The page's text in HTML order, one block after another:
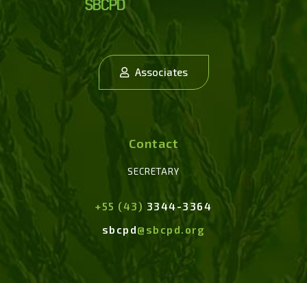
Associates
Contact
SECRETARY
+55 (43) 3344-3364
sbcpd@sbcpd.org